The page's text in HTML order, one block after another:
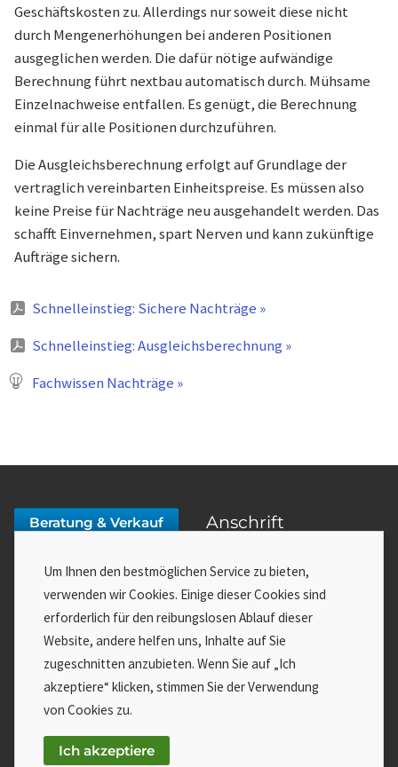
Geschäftskosten zu. Allerdings nur soweit diese nicht
durch Mengenerhöhungen bei anderen Positionen
ausgeglichen werden. Die dafür nötige aufwändige
Berechnung führt nextbau automatisch durch. Mühsame
Einzelnachweise entfallen. Es genügt, die Berechnung
einmal für alle Positionen durchzuführen.
Die Ausgleichsberechnung erfolgt auf Grundlage der
vertraglich vereinbarten Einheitspreise. Es müssen also
keine Preise für Nachträge neu ausgehandelt werden. Das
schafft Einvernehmen, spart Nerven und kann zukünftige
Aufträge sichern.
Schnelleinstieg: Sichere Nachträge »
Schnelleinstieg: Ausgleichsberechnung »
Fachwissen Nachträge »
Beratung & Verkauf
03643 778140-0
Anschrift
Mozartstraße 16
99423 Weimar
service@fdata.de
Service
Impressum
Datenschutz
Cookie-Einstellungen
Wenn Sie Hilfe benötigen:
Zutritt zum Online Meeting »
Um Ihnen den bestmöglichen Service zu bieten,
verwenden wir Cookies. Einige dieser Cookies sind
erforderlich für den reibungslosen Ablauf dieser
Website, andere helfen uns, Inhalte auf Sie
zugeschnitten anzubieten. Wenn Sie auf „Ich
akzeptiere“ klicken, stimmen Sie der Verwendung
von Cookies zu.
Ich akzeptiere